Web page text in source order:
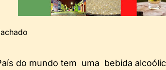
do mundo tem uma bebida